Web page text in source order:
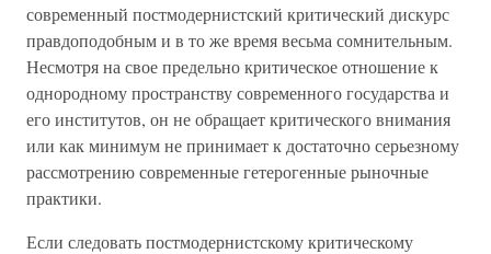
современный постмодернистский критический дискурс
правдоподобным и в то же время весьма сомнительным.
Несмотря на свое предельно критическое отношение к
однородному пространству современного государства и
его институтов, он не обращает критического внимания
или как минимум не принимает к достаточно серьезному
рассмотрению современные гетерогенные рыночные
практики.
Если следовать постмодернистскому критическому